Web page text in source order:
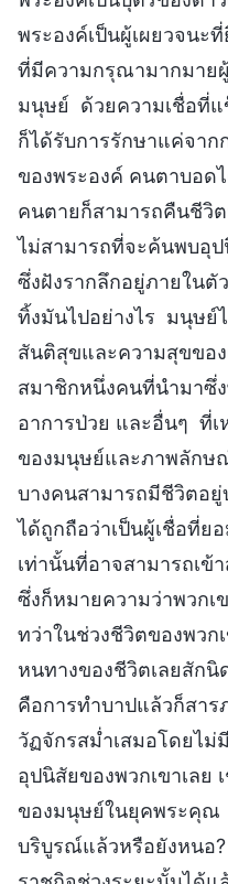
พระองค์เป็นผู้เผยวจนะ
ที่มีความกรุณามากมาย
มนุษย์ ด้วยความเชื่อที่แ
ก็ได้รับการรักษาแค่จา
ของพระองค์ คนตาบอด
คนตายก็สามารถคืนชีวิ
ไม่สามารถที่จะค้นพบอุป
ซึ่งฝังรากลึกอยู่ภายในตั
ทิ้งมันไปอย่างไร มนุษย์
สันติสุขและความสุขขอ
สมาชิกหนึ่งคนที่นำมาซึ่
อาการป่วย และอื่นๆ ที่
ของมนุษย์และภาพลักษ
บางคนสามารถมีชีวิตอยู่
ได้ถูกถือว่าเป็นผู้เชื่อที่ย
เท่านั้นที่อาจสามารถเข้
ซึ่งก็หมายความว่าพวก
ทว่าในช่วงชีวิตของพวก
หนทางของชีวิตเลยสัก
คือการทำบาปแล้วก็สาร
วัฏจักรสม่ำเสมอโดยไม่
อุปนิสัยของพวกเขาเลย
ของมนุษย์ในยุคพระคุณ
บริบูรณ์แล้วหรือยังหนอ